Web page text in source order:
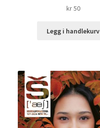
kr50
Legg i handlekurv